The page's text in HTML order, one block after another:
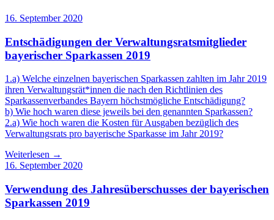
16. September 2020
Entschädigungen der Verwaltungsratsmitglieder
bayerischer Sparkassen 2019
1.a) Welche einzelnen bayerischen Sparkassen zahlten im Jahr 2019
ihren Verwaltungsrät*innen die nach den Richtlinien des
Sparkassenverbandes Bayern höchstmögliche Entschädigung?
b) Wie hoch waren diese jeweils bei den genannten Sparkassen?
2.a) Wie hoch waren die Kosten für Ausgaben bezüglich des
Verwaltungsrats pro bayerische Sparkasse im Jahr 2019?
Weiterlesen →
16. September 2020
Verwendung des Jahresüberschusses der bayerischen
Sparkassen 2019